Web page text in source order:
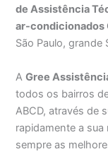
de Assistência
ar-condicionados
São Paulo, grande
AGree
todos os bairros
ABCD, através de
rapidamente a sua
sempre as